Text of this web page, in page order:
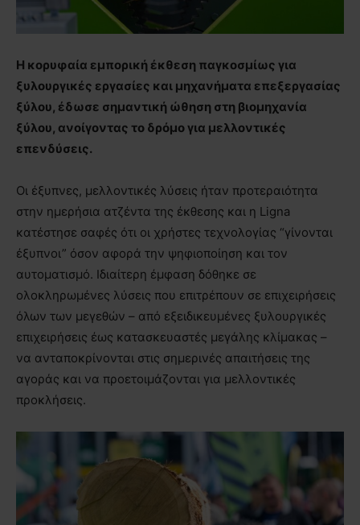
H κορυφαία εμπορική έκθεση παγκοσμίως για
ξυλουργικές εργασίες και μηχανήματα επεξεργασίας
ξύλου, έδωσε σημαντική ώθηση στη βιομηχανία
ξύλου, ανοίγοντας το δρόμο για μελλοντικές
επενδύσεις.
Οι έξυπνες, μελλοντικές λύσεις ήταν προτεραιότητα
στην ημερήσια ατζέντα της έκθεσης και η Ligna
κατέστησε σαφές ότι οι χρήστες τεχνολογίας “γίνονται
έξυπνοι” όσον αφορά την ψηφιοποίηση και τον
αυτοματισμό. Ιδιαίτερη έμφαση δόθηκε σε
ολοκληρωμένες λύσεις που επιτρέπουν σε επιχειρήσεις
όλων των μεγεθών – από εξειδικευμένες ξυλουργικές
επιχειρήσεις έως κατασκευαστές μεγάλης κλίμακας –
να ανταποκρίνονται στις σημερινές απαιτήσεις της
αγοράς και να προετοιμάζονται για μελλοντικές
προκλήσεις.